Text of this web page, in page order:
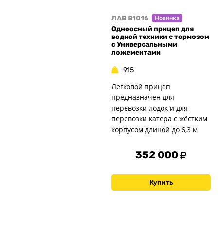
ЛАВ 81016 Новинка
Одноосный прицеп для
водной техники с тормозом
с Универсальными
ложементами
915
Легковой прицеп
предназначен для
перевозки лодок и для
перевозки катера с жёстким
корпусом длиной до 6,3 м
352 000
Купить